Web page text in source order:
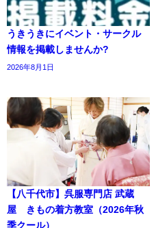
うきうきにイベント・サークル
情報を掲載しませんか?
2026年8月1日
【八千代市】呉服専門店 武蔵
屋 きもの着方教室（2026年秋
季クール）